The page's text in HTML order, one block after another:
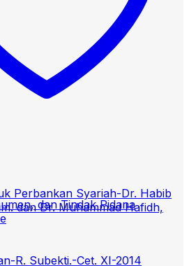
Perbankan Syariah-Dr. Habib
dan Dr. Muhammad Hafidh,